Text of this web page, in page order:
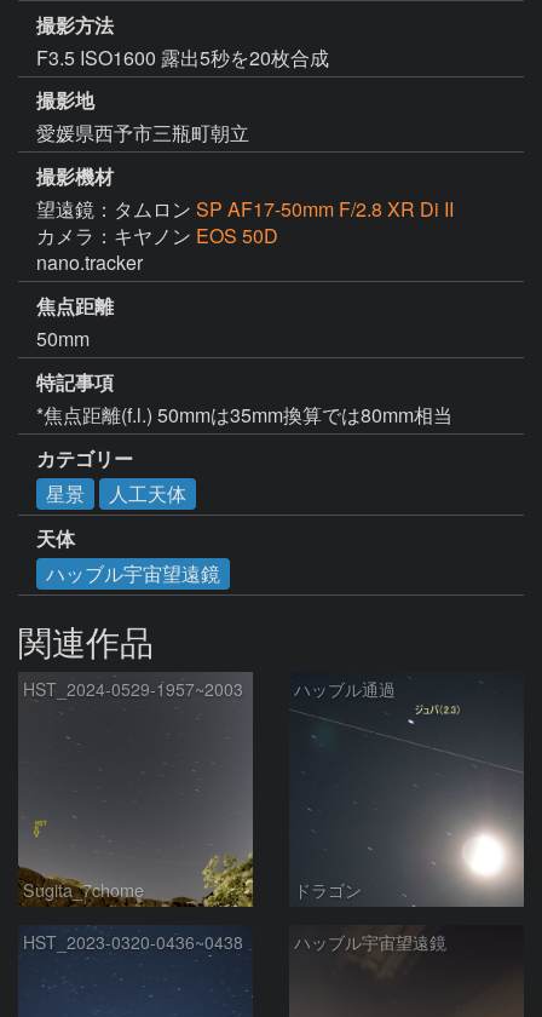
撮影方法
F3.5 ISO1600 露出5秒を20枚合成
撮影地
愛媛県西予市三瓶町朝立
撮影機材
望遠鏡：タムロン SP AF17-50mm F/2.8 XR Di II
カメラ：キヤノン EOS 50D
nano.tracker
焦点距離
50mm
特記事項
*焦点距離(f.l.) 50mmは35mm換算では80mm相当
カテゴリー
星景
人工天体
天体
ハッブル宇宙望遠鏡
関連作品
HST_2024-0529-1957~2003
Sugita_7chome
ハッブル通過
ドラゴン
HST_2023-0320-0436~0438 ハッブル宇宙望遠鏡